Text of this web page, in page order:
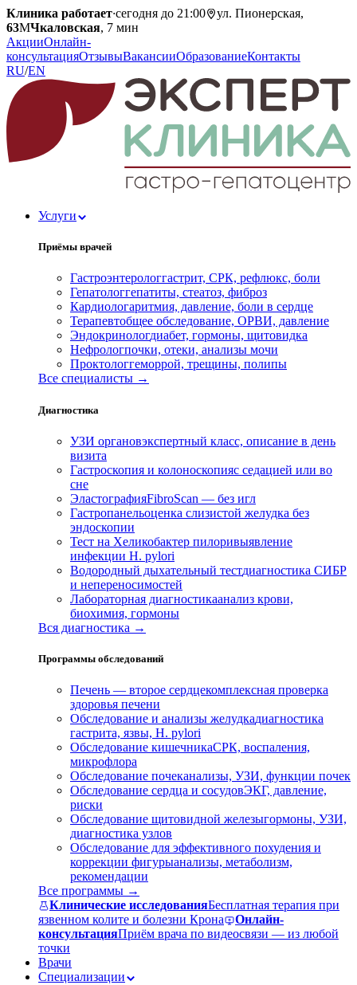
Клиника работает·сегодня до 21:00
ул. Пионерская,
63МЧкаловская, 7 мин
АкцииОнлайн-
консультацияОтзывыВакансииОбразованиеКонтакты
RU/EN
Услуги
Приёмы врачей
Гастроэнтерологгастрит, СРК, рефлюкс, боли
Гепатологгепатиты, стеатоз, фиброз
Кардиологаритмия, давление, боли в сердце
Терапевтобщее обследование, ОРВИ, давление
Эндокринологдиабет, гормоны, щитовидка
Нефрологпочки, отеки, анализы мочи
Проктологгеморрой, трещины, полипы
Все специалисты →
Диагностика
УЗИ органовэкспертный класс, описание в день
визита
Гастроскопия и колоноскопияс седацией или во
сне
ЭластографияFibroScan — без игл
Гастропанельоценка слизистой желудка без
эндоскопии
Тест на Хеликобактер пилоривыявление
инфекции H. pylori
Водородный дыхательный тестдиагностика СИБР
и непереносимостей
Лабораторная диагностикаанализ крови,
биохимия, гормоны
Вся диагностика →
Программы обследований
Печень — второе сердцекомплексная проверка
здоровья печени
Обследование и анализы желудкадиагностика
гастрита, язвы, H. pylori
Обследование кишечникаСРК, воспаления,
микрофлора
Обследование почеканализы, УЗИ, функции почек
Обследование сердца и сосудовЭКГ, давление,
риски
Обследование щитовидной железыгормоны, УЗИ,
диагностика узлов
Обследование для эффективного похудения и
коррекции фигурыанализы, метаболизм,
рекомендации
Все программы →
Клинические исследованияБесплатная терапия при
язвенном колите и болезни Крона
Онлайн-
консультацияПриём врача по видеосвязи — из любой
точки
Врачи
Специализации